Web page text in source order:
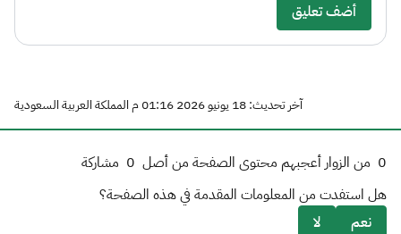
أضف تعليق
آخر تحديث: 18 يونيو 2026 01:16 م المملكة العربية السعودية
0 من الزوار أعجبهم محتوى الصفحة من أصل 0 مشاركة
هل استفدت من المعلومات المقدمة في هذه الصفحة؟
نعم
لا